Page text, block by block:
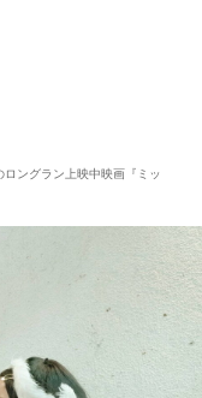
ングラン上映中映画『ミッ